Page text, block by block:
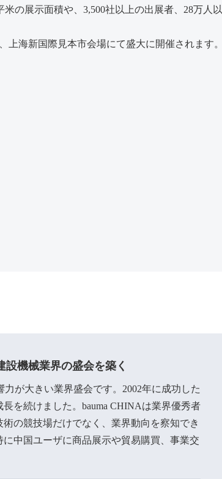
の展示面積や、3,500社以上の出展者、28万人以
上海新国際見本市会場にて盛大に開催されます。
機械業界の盛会を築く
が大きい業界盛会です。2002年に成功した
を続けました。bauma CHINAは業界優秀者
の競技場だけでなく、業界動向を察知でき
中国ユーザに商品展示や貿易購買、事業交